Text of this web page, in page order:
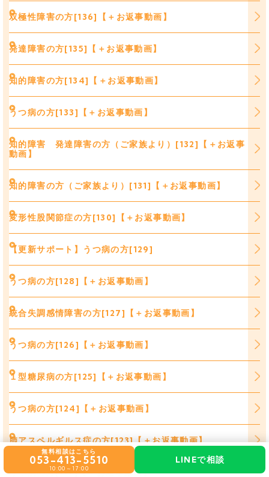
双極性障害の方[136]【＋お返事動画】
発達障害の方[135]【＋お返事動画】
知的障害の方[134]【＋お返事動画】
うつ病の方[133]【＋お返事動画】
知的障害 発達障害の方（ご家族より）[132]【＋お返事
動画】
知的障害の方（ご家族より）[131]【＋お返事動画】
変形性股関節症の方[130]【＋お返事動画】
【更新サポート】うつ病の方[129]
うつ病の方[128]【＋お返事動画】
統合失調感情障害の方[127]【＋お返事動画】
うつ病の方[126]【＋お返事動画】
１型糖尿病の方[125]【＋お返事動画】
うつ病の方[124]【＋お返事動画】
肺アスペルギルス症の方[123]【＋お返事動画】
うつ病の方[122]【＋お返事動画】
無料相談はこちら
053-413-5510
10:00～17:00
LINEで相談